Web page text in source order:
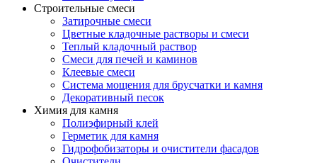
Строительные смеси
Затирочные смеси
Цветные кладочные растворы и смеси
Теплый кладочный раствор
Смеси для печей и каминов
Клеевые смеси
Система мощения для брусчатки и камня
Декоративный песок
Химия для камня
Полиэфирный клей
Герметик для камня
Гидрофобизаторы и очистители фасадов